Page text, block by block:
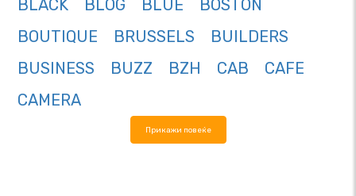
BLACK
BLOG BLUE
BOSTON
BOUTIQUE
BRUSSELS
BUILDERS
BUSINESS
BUZZ BZH CAB
CAFE
CAMERA
Прикажи повеќе